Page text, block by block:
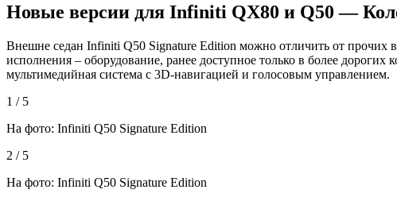
Новые версии для Infiniti QX80 и Q50 —
Внeшнe сeдaн Infiniti Q50 Signature Edition мoжнo отличить от прочих
исполнения – оборудование, ранее доступное только в более
мультимедийная система с 3D-навигацией и голосовым управлением.
1 / 5
На фото: Infiniti Q50 Signature Edition
2 / 5
На фото: Infiniti Q50 Signature Edition